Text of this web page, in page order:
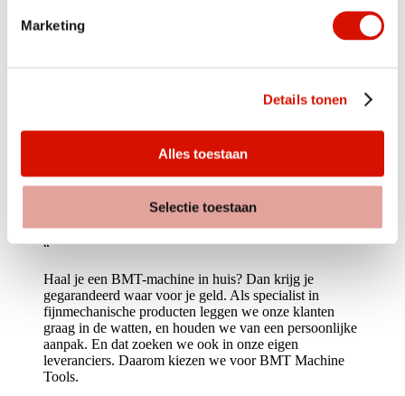
Marketing
Details tonen
Alles toestaan
Selectie toestaan
Dit is wat klanten zeggen
Over BMT Machine Tools
“
Haal je een BMT-machine in huis? Dan krijg je
gegarandeerd waar voor je geld. Als specialist in
fijnmechanische producten leggen we onze klanten
graag in de watten, en houden we van een persoonlijke
aanpak. En dat zoeken we ook in onze eigen
leveranciers. Daarom kiezen we voor BMT Machine
Tools.